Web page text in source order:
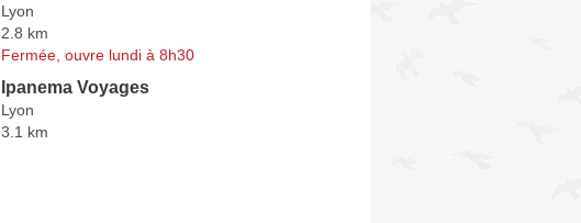
Lyon
2.8 km
Fermée, ouvre lundi à 8h30
Ipanema Voyages
Lyon
3.1 km